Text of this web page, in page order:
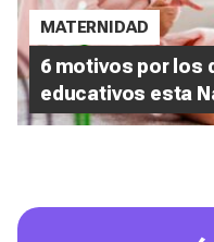
MATERNIDAD
6 motivos por los
educativos esta